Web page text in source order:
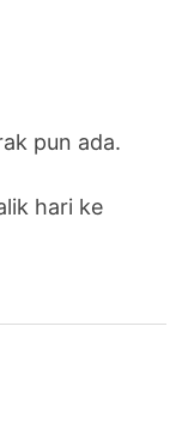
pun ada.
hari ke